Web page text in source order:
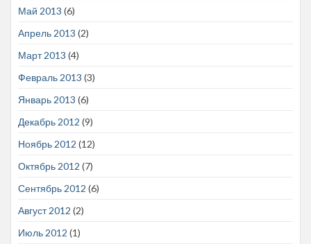
Май 2013 (6)
Апрель 2013 (2)
Март 2013 (4)
Февраль 2013 (3)
Январь 2013 (6)
Декабрь 2012 (9)
Ноябрь 2012 (12)
Октябрь 2012 (7)
Сентябрь 2012 (6)
Август 2012 (2)
Июль 2012 (1)